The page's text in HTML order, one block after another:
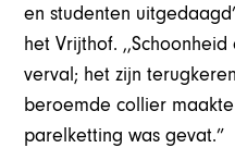
en studenten
het Vrijthof.
verval; het zijn
beroemde collier
parelketting was gevat.”